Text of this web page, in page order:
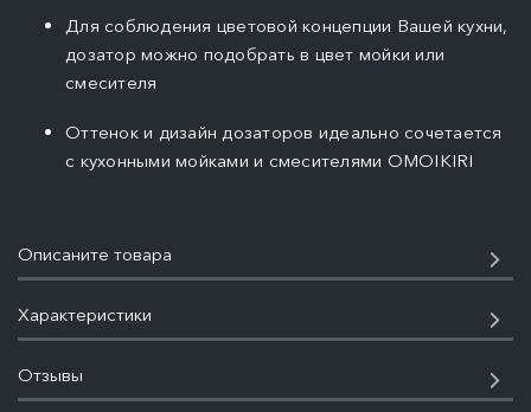
Для соблюдения цветовой концепции Вашей кухни,
дозатор можно подобрать в цвет мойки или
смесителя
Оттенок и дизайн дозаторов идеально сочетается
с кухонными мойками и смесителями OMOIKIRI
Описаните товара
Характеристики
Отзывы